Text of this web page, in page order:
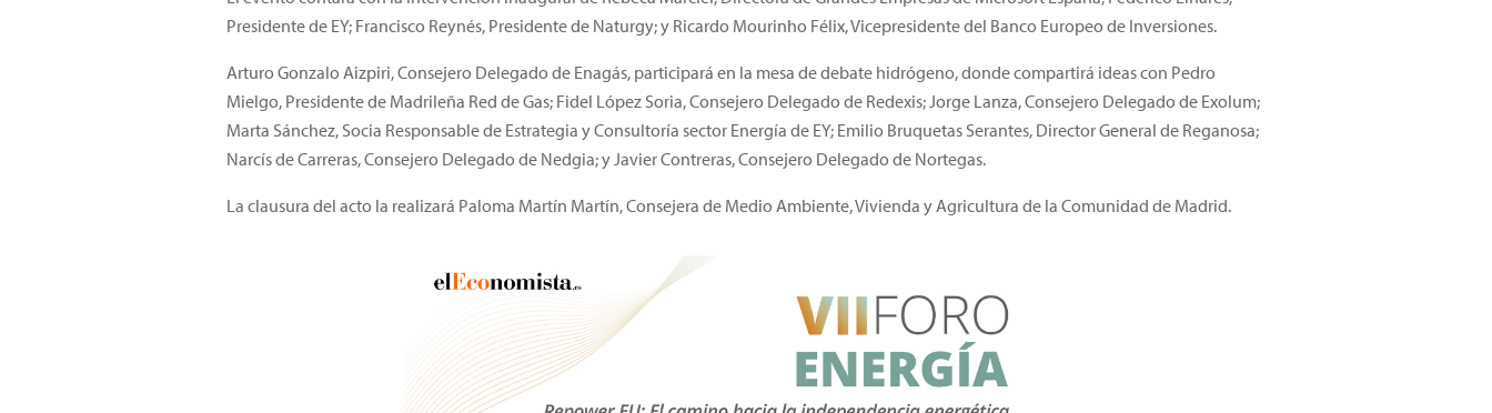
Presidente de EY; Francisco Reynés, Presidente de Naturgy; y Ricardo Mourinho Félix, Vicepresidente del Banco Europeo de Inversiones.
Arturo Gonzalo Aizpiri, Consejero Delegado de Enagás, participará en la mesa de debate hidrógeno, donde compartirá ideas con Pedro
Mielgo, Presidente de Madrileña Red de Gas; Fidel López Soria, Consejero Delegado de Redexis; Jorge Lanza, Consejero Delegado de Exolum;
Marta Sánchez, Socia Responsable de Estrategia y Consultoría sector Energía de EY; Emilio Bruquetas Serantes, Director General de Reganosa;
Narcís de Carreras, Consejero Delegado de Nedgia; y Javier Contreras, Consejero Delegado de Nortegas.
La clausura del acto la realizará Paloma Martín Martín, Consejera de Medio Ambiente, Vivienda y Agricultura de la Comunidad de Madrid.